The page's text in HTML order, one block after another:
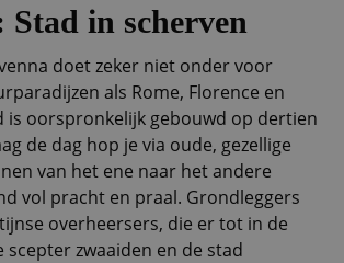
Stad in scherven
doet zeker niet onder voor
als Rome, Florence en
is oorspronkelijk gebouwd op dertien
de dag hop je via oude, gezellige
van het ene naar het andere
vol pracht en praal. Grondleggers
overheersers, die er tot in de
scepter zwaaiden en de stad